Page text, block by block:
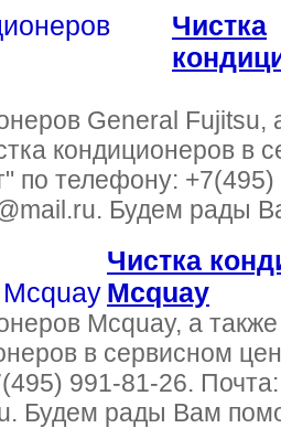
Чистка
General Fujitsu,
кондиционеров в
по телефону:
Будем рады
Чистка
Mcquay
Mcquay, а
в сервисном
991-81-26. Почта:
Будем рады Вам